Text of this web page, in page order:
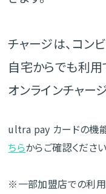
チャージは、コン
自宅からでも利
オンラインチャー
ultra pay カードの機
ちらからご確認ください
※一部加盟店での利